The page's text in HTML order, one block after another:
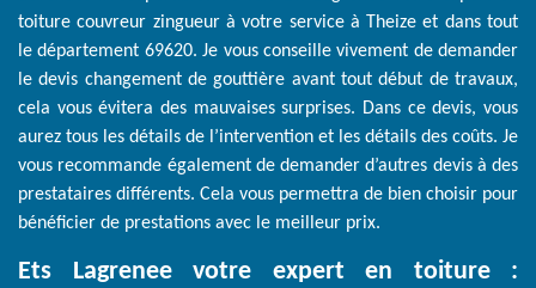
toiture couvreur zingueur à votre service à Theize et dans tout
le département 69620. Je vous conseille vivement de demander
le devis changement de gouttière avant tout début de travaux,
cela vous évitera des mauvaises surprises. Dans ce devis, vous
aurez tous les détails de l’intervention et les détails des coûts. Je
vous recommande également de demander d’autres devis à des
prestataires différents. Cela vous permettra de bien choisir pour
bénéficier de prestations avec le meilleur prix.
Ets Lagrenee votre expert en toiture :